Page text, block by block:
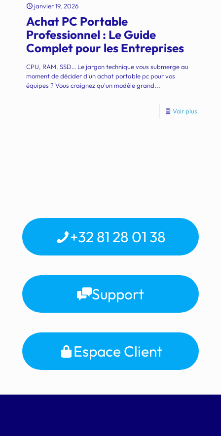
janvier 19, 2026
Achat PC Portable
Professionnel : Le Guide
Complet pour les Entreprises
CPU, RAM, SSD… Le jargon technique vous submerge au
moment de décider d'un achat portable pc pour vos
équipes ? Vous craignez qu'un modèle grand...
Voir plus
+32 81 28 01 38
Support
Espace Client